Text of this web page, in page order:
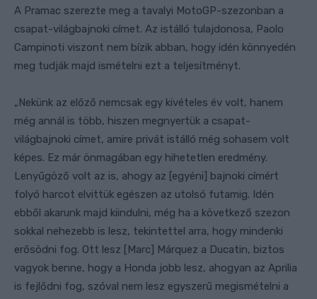
A Pramac szerezte meg a tavalyi MotoGP-szezonban a
csapat-világbajnoki címet. Az istálló tulajdonosa, Paolo
Campinoti viszont nem bízik abban, hogy idén könnyedén
meg tudják majd ismételni ezt a teljesítményt.
„Nekünk az előző nemcsak egy kivételes év volt, hanem
még annál is több, hiszen megnyertük a csapat-
világbajnoki címet, amire privát istálló még sohasem volt
képes. Ez már önmagában egy hihetetlen eredmény.
Lenyűgöző volt az is, ahogy az [egyéni] bajnoki címért
folyó harcot elvittük egészen az utolsó futamig. Idén
ebből akarunk majd kiindulni, még ha a következő szezon
sokkal nehezebb is lesz, tekintettel arra, hogy mindenki
erősödni fog. Ott lesz [Marc] Márquez a Ducatin, biztos
vagyok benne, hogy a Honda jobb lesz, ahogyan az Aprilia
is fejlődni fog, szóval nem lesz egyszerű megismételni a